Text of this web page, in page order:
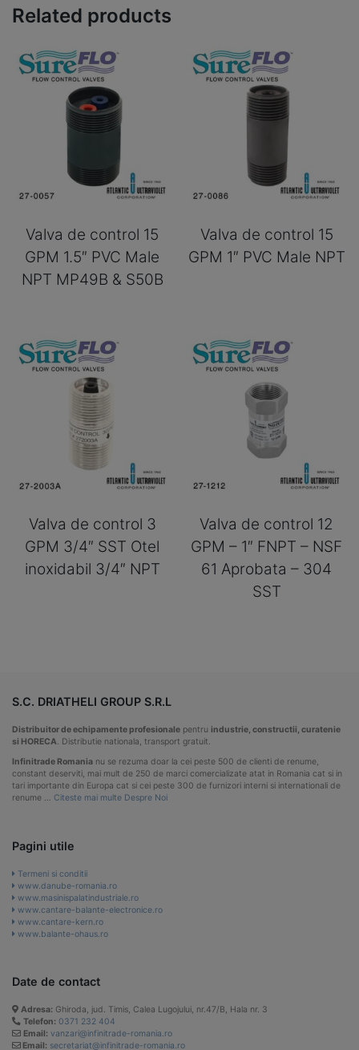
Related products
Valva de control 15
GPM 1.5″ PVC Male
NPT MP49B & S50B
Valva de control 15
GPM 1″ PVC Male NPT
Valva de control 3
GPM 3/4″ SST Otel
inoxidabil 3/4″ NPT
Valva de control 12
GPM – 1″ FNPT – NSF
61 Aprobata – 304
SST
S.C. DRIATHELI GROUP S.R.L
Distribuitor de echipamente profesionale pentru industrie, constructii, curatenie
si HORECA. Distributie nationala, transport gratuit.
Infinitrade Romania nu se rezuma doar la cei peste 500 de clienti de renume,
constant deserviti, mai mult de 250 de marci comercializate atat in Romania cat si in
tari importante din Europa cat si cei peste 300 de furnizori interni si internationali de
renume … Citeste mai multe Despre Noi
Pagini utile
Termeni si conditii
www.danube-romania.ro
www.masinispalatindustriale.ro
www.cantare-balante-electronice.ro
www.cantare-kern.ro
www.balante-ohaus.ro
Date de contact
Adresa: Ghiroda, jud. Timis, Calea Lugojului, nr.47/B, Hala nr. 3
Telefon: 0371 232 404
Email: vanzari@infinitrade-romania.ro
Email: secretariat@infinitrade-romania.ro